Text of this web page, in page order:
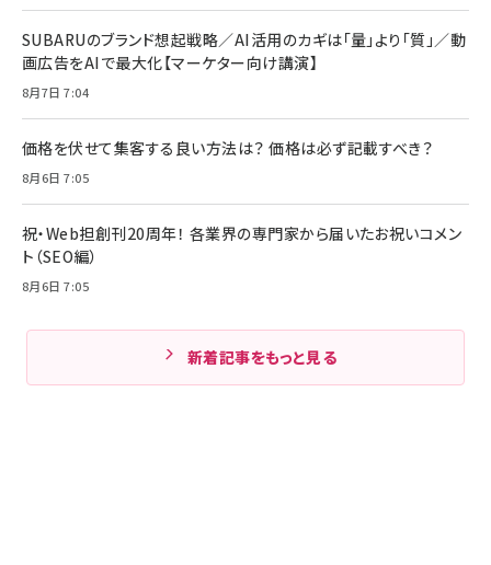
SUBARUのブランド想起戦略／AI活用のカギは「量」より「質」／動
画広告をAIで最大化【マーケター向け講演】
8月7日 7:04
価格を伏せて集客する良い方法は？ 価格は必ず記載すべき？
8月6日 7:05
祝・Web担創刊20周年！ 各業界の専門家から届いたお祝いコメン
ト（SEO編）
8月6日 7:05
新着記事をもっと見る